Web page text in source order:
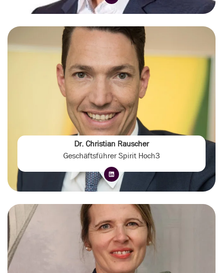
Dr. Christian Rauscher
Geschäftsführer Spirit Hoch3